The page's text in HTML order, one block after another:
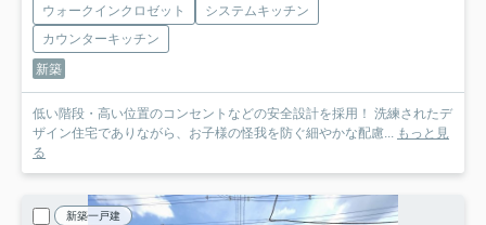
ウォークインクロゼット
システムキッチン
カウンターキッチン
新築
低い階段・高い位置のコンセントなどの安全設計を採用！ 洗練されたデ
ザイン住宅でありながら、お子様の怪我を防ぐ細やかな配慮... もっと見
る
新築一戸建